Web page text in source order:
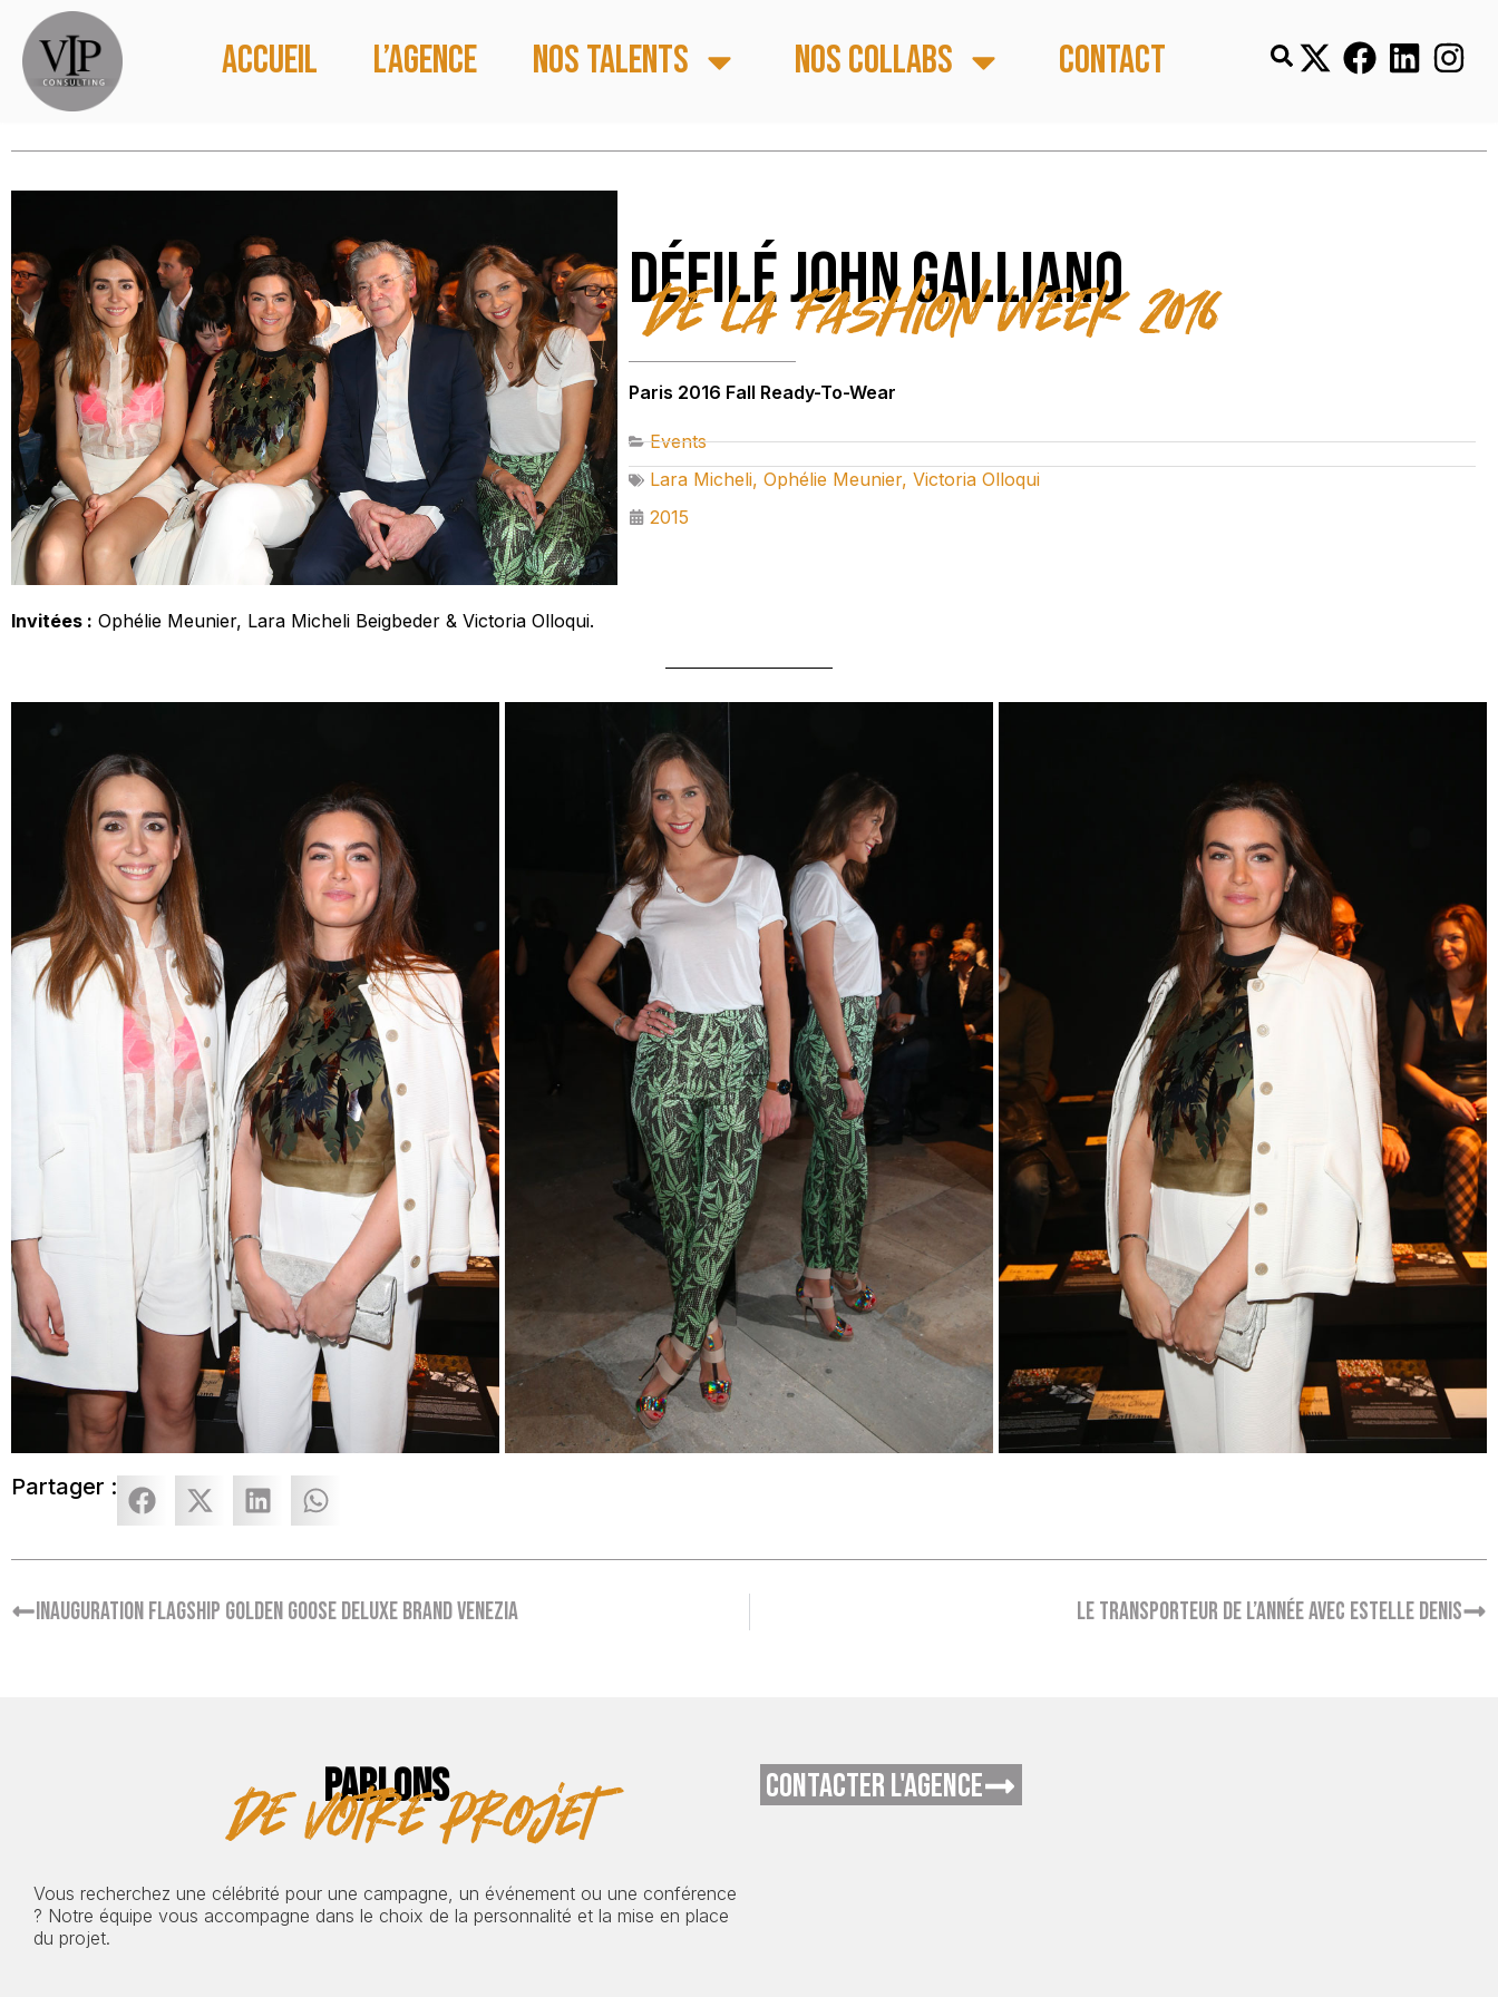
Accueil L’agence Nos talents Nos collabs Contact
Défilé John Galliano
de la Fashion Week 2016
Paris 2016 Fall Ready-To-Wear
Events
Lara Micheli,Ophélie Meunier,Victoria Olloqui
2015
Invitées : Ophélie Meunier, Lara Micheli Beigbeder & Victoria Olloqui.
Partager :
Inauguration flagship Golden Goose Deluxe Brand Venezia Le Transporteur de l’Année avec Estelle Denis
PARLONS
de votre projet
Vous recherchez une célébrité pour une campagne, un événement ou une conférence
? Notre équipe vous accompagne dans le choix de la personnalité et la mise en place
du projet.
CONTACTER L'AGENCE